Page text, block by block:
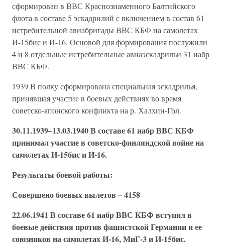
сформирован в ВВС Краснознаменного Балтийского
флота в составе 5 эскадрилий с включением в состав 61
истребительной авиабригады ВВС КБФ на самолетах
И-15бис и И-16. Основой для формирования послужили
4 и 8 отдельные истребительные авиаэскадрильи 31 иабр
ВВС КБФ.
1939 В полку сформирована специальная эскадрилья,
принявшая участие в боевых действиях во время
советско-японского конфликта на р. Халхин-Гол.
30.11.1939–13.03.1940 В составе 61 иабр ВВС КБФ
принимал участие в советско-финляндской войне на
самолетах И-15бис и И-16.
Результаты боевой работы:
Совершено боевых вылетов – 4158
22.06.1941 В составе 61 иабр ВВС КБФ вступил в
боевые действия против фашистской Германии и ее
союзников на самолетах И-16, МиГ-3 и И-15бис.